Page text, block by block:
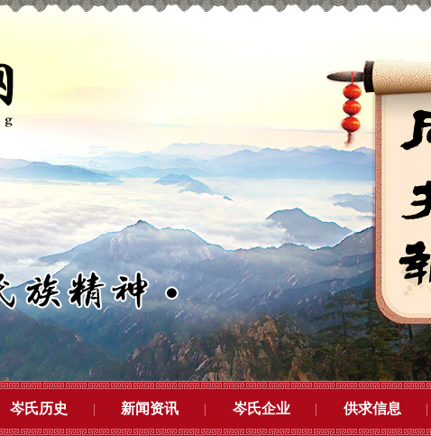
岑氏历史 新闻资讯 岑氏企业 供求信息